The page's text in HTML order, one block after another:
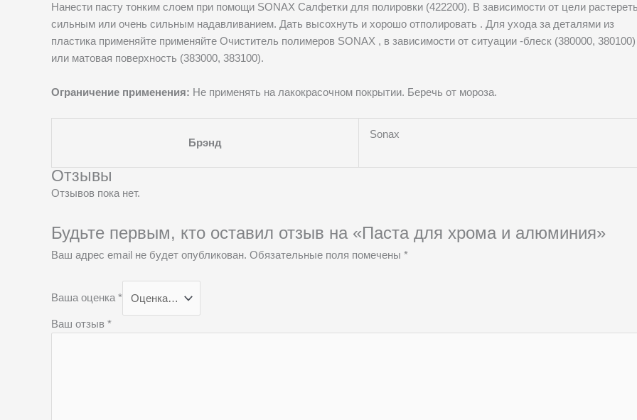
Нанести пасту тонким слоем при помощи SONAX Салфетки для полировки (422200). В зависимости от цели
сильным или очень сильным надавливанием. Дать высохнуть и хорошо отполировать . Для ухода за деталями из
пластика применяйте применяйте Очиститель полимеров SONAX , в зависимости от ситуации -блеск (380000, 380100)
или матовая поверхность (383000, 383100).
Ограничение применения: Не применять на лакокрасочном покрытии. Беречь от мороза.
Брэнд
Sonax
Отзывы
Отзывов пока нет.
Будьте первым, кто оставил отзыв на «Паста для хрома и алюминия»
Ваш адрес email не будет опубликован. Обязательные поля помечены *
Ваша оценка*
Ваш отзыв *